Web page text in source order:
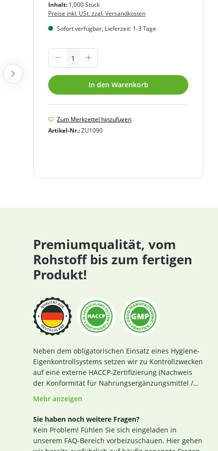
Inhalt: 1,000 Stück
Preise inkl. USt. zzgl. Versandkosten
Sofort verfügbar, Lieferzeit: 1-3 Tage
In den Warenkorb
Zum Merkzettel hinzufügen
Artikel-Nr.:ZU1090
Premiumqualität, vom
Rohstoff bis zum fertigen
Produkt!
Neben dem obligatorischen Einsatz eines Hygiene-
Eigenkontrollsystems setzen wir zu Kontrollzwecken
auf eine externe HACCP-Zertifizierung (Nachweis
der Konformität für Nahrungsergänzungsmittel /
Lebensmittel nach den Richtlinien des Codex
Alimentarius und der Verordnung EG Nr. 852 / 2004
des Europäischen Parlaments). Das aktuelle
Zertifikat finden Sie
hier
. Darüber hinaus beginnt
für uns die Sicherstellung einer erstklassigen
Produktqualität bereits bei der strengen
Mehr anzeigen
Sie haben noch weitere Fragen?
Kein Problem! Fühlen Sie sich eingeladen in
unserem FAQ-Bereich vorbeizuschauen. Hier gehen